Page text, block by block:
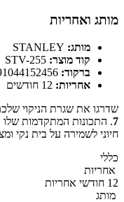
מותג ואחריות
מותג:
קוד מוצר:
ברקוד:
אחריות:
שדרגו את שגרת הניקוי
7. התכונות המתקדמות שלו
חיוני לשמירה על בית נקי
כללי
אחריות
12 חודשי אחריות
מותג